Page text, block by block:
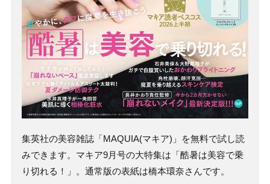
集英社の美容雑誌「MAQUIA(マキア)」を無料で試し読
みできます。マキア9月号の大特集は「酷暑は美容で乗
り切れる！」。通常版の表紙は橋本環奈さんです。